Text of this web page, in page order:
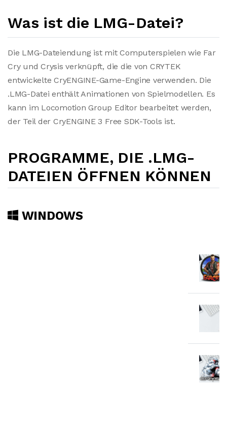
Was ist die LMG-Datei?
Die LMG-Dateiendung ist mit Computerspielen wie Far
Cry und Crysis verknüpft, die die von CRYTEK
entwickelte CryENGINE-Game-Engine verwenden. Die
.LMG-Datei enthält Animationen von Spielmodellen. Es
kann im Locomotion Group Editor bearbeitet werden,
der Teil der CryENGINE 3 Free SDK-Tools ist.
PROGRAMME, DIE .LMG-
DATEIEN ÖFFNEN KÖNNEN
WINDOWS